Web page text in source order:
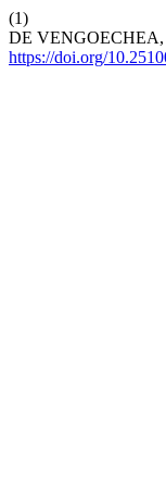
(1)
DE VENGOECHEA,
https://doi.org/